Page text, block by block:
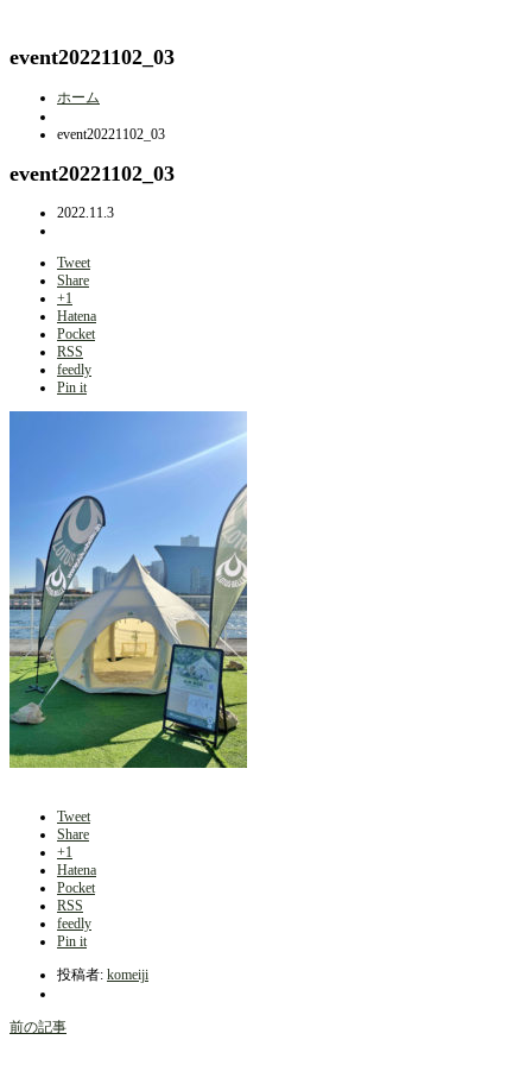
event20221102_03
ホーム
event20221102_03
event20221102_03
2022.11.3
Tweet
Share
+1
Hatena
Pocket
RSS
feedly
Pin it
Tweet
Share
+1
Hatena
Pocket
RSS
feedly
Pin it
投稿者: komeiji
前の記事